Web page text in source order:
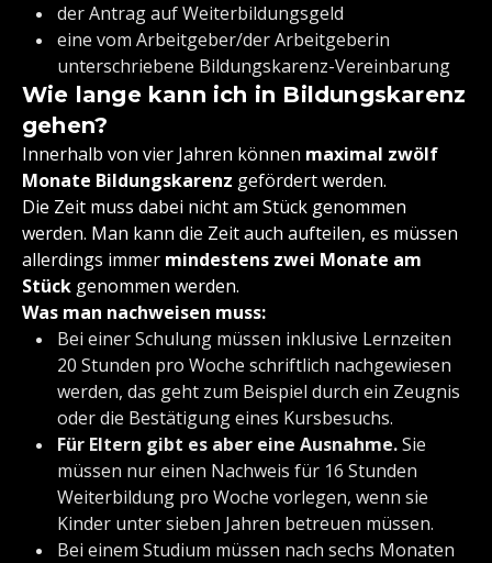
der Antrag auf Weiterbildungsgeld
eine vom Arbeitgeber/der Arbeitgeberin
unterschriebene Bildungskarenz-Vereinbarung
Wie lange kann ich in Bildungskarenz
gehen?
Innerhalb von vier Jahren können maximal zwölf
Monate Bildungskarenz gefördert werden.
Die Zeit muss dabei nicht am Stück genommen
werden. Man kann die Zeit auch aufteilen, es müssen
allerdings immer mindestens zwei Monate am
Stück genommen werden.
Was man nachweisen muss:
Bei einer Schulung müssen inklusive Lernzeiten
20 Stunden pro Woche schriftlich nachgewiesen
werden, das geht zum Beispiel durch ein Zeugnis
oder die Bestätigung eines Kursbesuchs.
Für Eltern gibt es aber eine Ausnahme.Sie
müssen nur einen Nachweis für 16 Stunden
Weiterbildung pro Woche vorlegen, wenn sie
Kinder unter sieben Jahren betreuen müssen.
Bei einem Studium müssen nach sechs Monaten